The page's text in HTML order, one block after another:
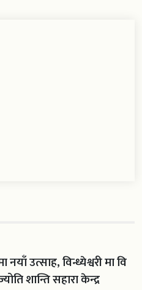
उत्साह, विन्ध्येश्वरी मा वि
शान्ति सहारा केन्द्र